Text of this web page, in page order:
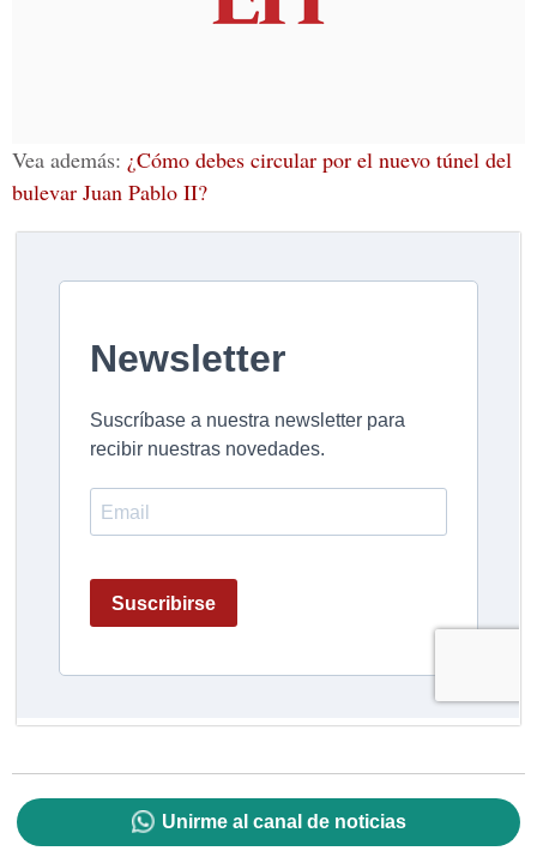
Vea además: ¿Cómo debes circular por el nuevo túnel del
bulevar Juan Pablo II?
Unirme al canal de noticias